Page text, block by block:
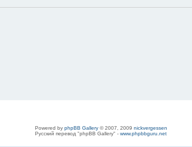
Powered by phpBB Gallery© 2007, 2009 nickvergessen
Русский перевод "phpBB Gallery" - www.phpbbguru.net